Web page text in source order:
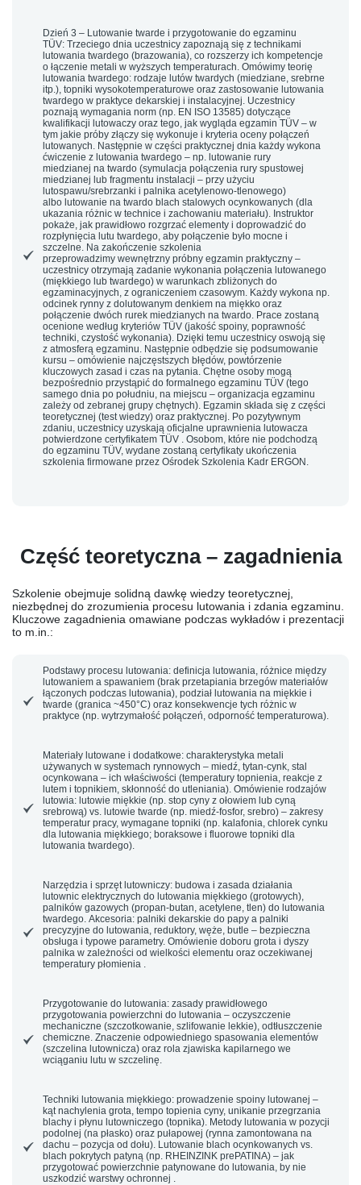
Dzień 3 – Lutowanie twarde i przygotowanie do egzaminu
TÜV: Trzeciego dnia uczestnicy zapoznają się z technikami
lutowania twardego (brazowania), co rozszerzy ich kompetencje
o łączenie metali w wyższych temperaturach. Omówimy teorię
lutowania twardego: rodzaje lutów twardych (miedziane, srebrne
itp.), topniki wysokotemperaturowe oraz zastosowanie lutowania
twardego w praktyce dekarskiej i instalacyjnej. Uczestnicy
poznają wymagania norm (np. EN ISO 13585) dotyczące
kwalifikacji lutowaczy oraz tego, jak wygląda egzamin TÜV – w
tym jakie próby złączy się wykonuje i kryteria oceny połączeń
lutowanych. Następnie w części praktycznej dnia każdy wykona
ćwiczenie z lutowania twardego – np. lutowanie rury
miedzianej na twardo (symulacja połączenia rury spustowej
miedzianej lub fragmentu instalacji – przy użyciu
lutospawu/srebrzanki i palnika acetylenowo-tlenowego)
albo lutowanie na twardo blach stalowych ocynkowanych (dla
ukazania różnic w technice i zachowaniu materiału). Instruktor
pokaże, jak prawidłowo rozgrzać elementy i doprowadzić do
rozpłynięcia lutu twardego, aby połączenie było mocne i
szczelne. Na zakończenie szkolenia
przeprowadzimy wewnętrzny próbny egzamin praktyczny –
uczestnicy otrzymają zadanie wykonania połączenia lutowanego
(miękkiego lub twardego) w warunkach zbliżonych do
egzaminacyjnych, z ograniczeniem czasowym. Każdy wykona np.
odcinek rynny z dolutowanym denkiem na miękko oraz
połączenie dwóch rurek miedzianych na twardo. Prace zostaną
ocenione według kryteriów TÜV (jakość spoiny, poprawność
techniki, czystość wykonania). Dzięki temu uczestnicy oswoją się
z atmosferą egzaminu. Następnie odbędzie się podsumowanie
kursu – omówienie najczęstszych błędów, powtórzenie
kluczowych zasad i czas na pytania. Chętne osoby mogą
bezpośrednio przystąpić do formalnego egzaminu TÜV (tego
samego dnia po południu, na miejscu – organizacja egzaminu
zależy od zebranej grupy chętnych). Egzamin składa się z części
teoretycznej (test wiedzy) oraz praktycznej. Po pozytywnym
zdaniu, uczestnicy uzyskają oficjalne uprawnienia lutowacza
potwierdzone certyfikatem TÜV . Osobom, które nie podchodzą
do egzaminu TÜV, wydane zostaną certyfikaty ukończenia
szkolenia firmowane przez Ośrodek Szkolenia Kadr ERGON.
Część teoretyczna – zagadnienia
Szkolenie obejmuje solidną dawkę wiedzy teoretycznej,
niezbędnej do zrozumienia procesu lutowania i zdania egzaminu.
Kluczowe zagadnienia omawiane podczas wykładów i prezentacji
to m.in.:
Podstawy procesu lutowania: definicja lutowania, różnice między
lutowaniem a spawaniem (brak przetapiania brzegów materiałów
łączonych podczas lutowania), podział lutowania na miękkie i
twarde (granica ~450°C) oraz konsekwencje tych różnic w
praktyce (np. wytrzymałość połączeń, odporność temperaturowa).
Materiały lutowane i dodatkowe: charakterystyka metali
używanych w systemach rynnowych – miedź, tytan-cynk, stal
ocynkowana – ich właściwości (temperatury topnienia, reakcje z
lutem i topnikiem, skłonność do utleniania). Omówienie rodzajów
lutowia: lutowie miękkie (np. stop cyny z ołowiem lub cyną
srebrową) vs. lutowie twarde (np. miedź-fosfor, srebro) – zakresy
temperatur pracy, wymagane topniki (np. kalafonia, chlorek cynku
dla lutowania miękkiego; boraksowe i fluorowe topniki dla
lutowania twardego).
Narzędzia i sprzęt lutowniczy: budowa i zasada działania
lutownic elektrycznych do lutowania miękkiego (grotowych),
palników gazowych (propan-butan, acetylene, tlen) do lutowania
twardego. Akcesoria: palniki dekarskie do papy a palniki
precyzyjne do lutowania, reduktory, węże, butle – bezpieczna
obsługa i typowe parametry. Omówienie doboru grota i dyszy
palnika w zależności od wielkości elementu oraz oczekiwanej
temperatury płomienia .
Przygotowanie do lutowania: zasady prawidłowego
przygotowania powierzchni do lutowania – oczyszczenie
mechaniczne (szczotkowanie, szlifowanie lekkie), odtłuszczenie
chemiczne. Znaczenie odpowiedniego spasowania elementów
(szczelina lutownicza) oraz rola zjawiska kapilarnego we
wciąganiu lutu w szczelinę.
Techniki lutowania miękkiego: prowadzenie spoiny lutowanej –
kąt nachylenia grota, tempo topienia cyny, unikanie przegrzania
blachy i płynu lutowniczego (topnika). Metody lutowania w pozycji
podolnej (na płasko) oraz pułapowej (rynna zamontowana na
dachu – pozycja od dołu). Lutowanie blach ocynkowanych vs.
blach pokrytych patyną (np. RHEINZINK prePATINA) – jak
przygotować powierzchnie patynowane do lutowania, by nie
uszkodzić warstwy ochronnej .